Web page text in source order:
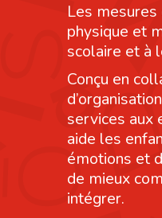
Les
physique et
scolaire et à
Conçu en
services aux
aide les
émotions et
de mieux
intégrer.